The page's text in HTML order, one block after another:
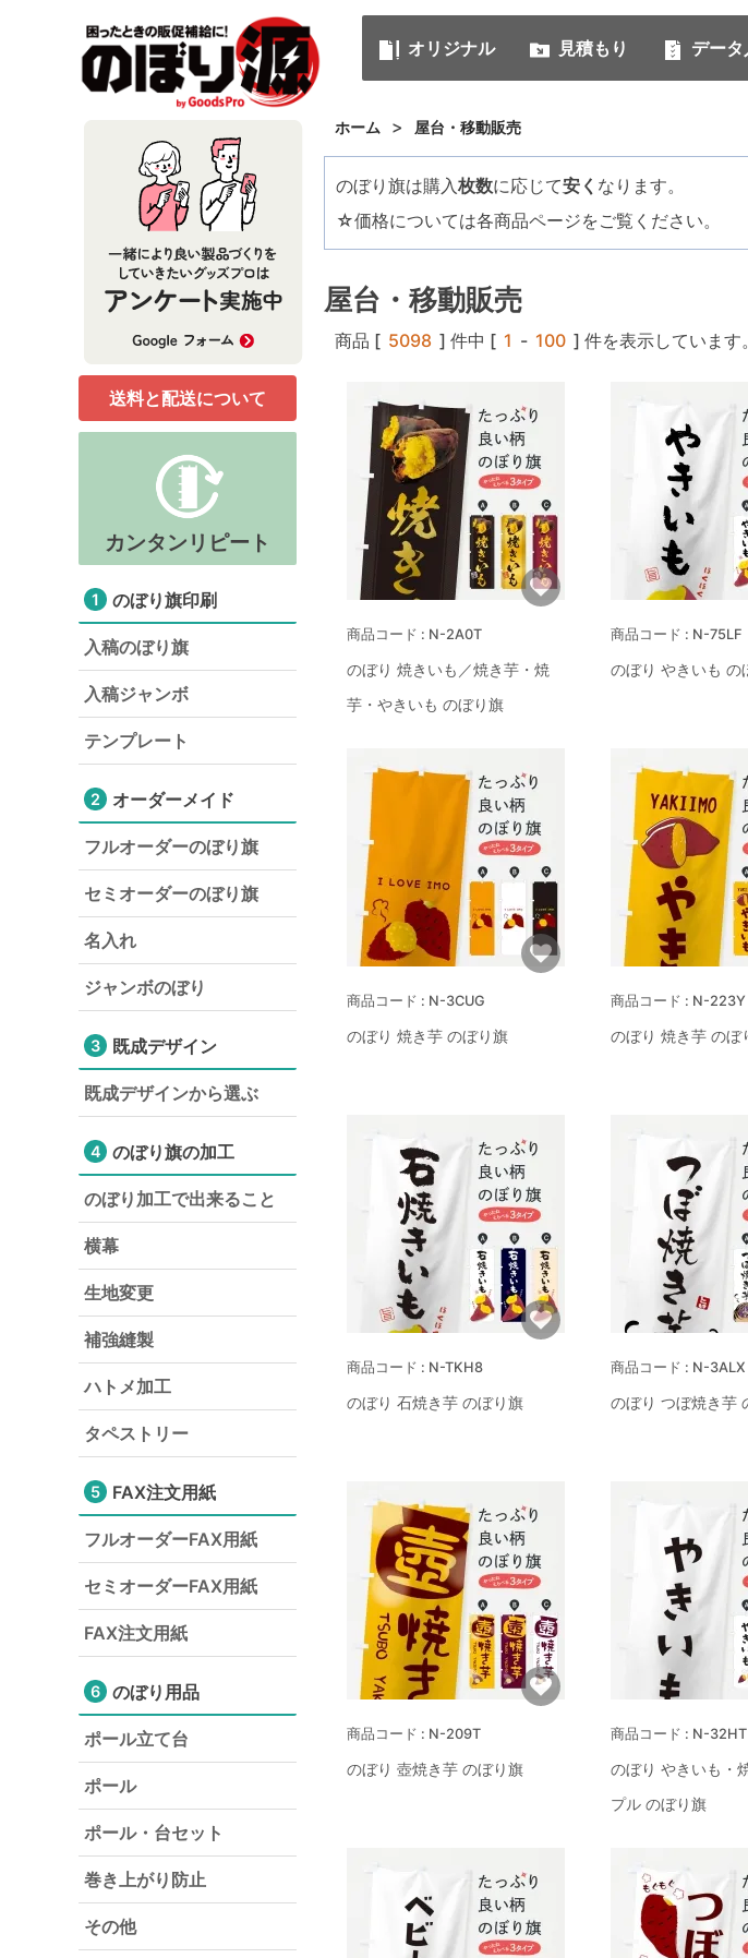
オリジナル 見積もり デー
ホーム > 屋台・移動販売
のぼり旗は購入枚数に応じて安く なります。
☆価格については各商品ページをご覧ください。
屋台・移動販売
商品 [ 5098 ] 件中 [ 1 - 100 ] 件を表示し
N-2A0T
のぼり 焼きいも／焼き芋・焼
芋・やきいも のぼり旗
N-75LF
のぼり やきいも の
N-3CUG
のぼり 焼き芋 のぼり旗
N-223Y
のぼり 焼き芋 のぼ
N-TKH8
のぼり 石焼き芋 のぼり旗
N-3ALX
のぼり つぼ焼き芋
N-209T
のぼり 壺焼き芋 のぼり旗
N-32HT
のぼり やきいも・
プル のぼり旗
送料と配送について
カンタンリピート
1 のぼり旗印刷
入稿のぼり旗
入稿ジャンボ
テンプレート
2 オーダーメイド
フルオーダーのぼり旗
セミオーダーのぼり旗
名入れ
ジャンボのぼり
3 既成デザイン
既成デザインから選ぶ
4 のぼり旗の加工
のぼり加工で出来ること
横幕
生地変更
補強縫製
ハトメ加工
タペストリー
5 FAX注文用紙
フルオーダーFAX用紙
セミオーダーFAX用紙
FAX注文用紙
6 のぼり用品
ポール立て台
ポール
ポール・台セット
巻き上がり防止
その他